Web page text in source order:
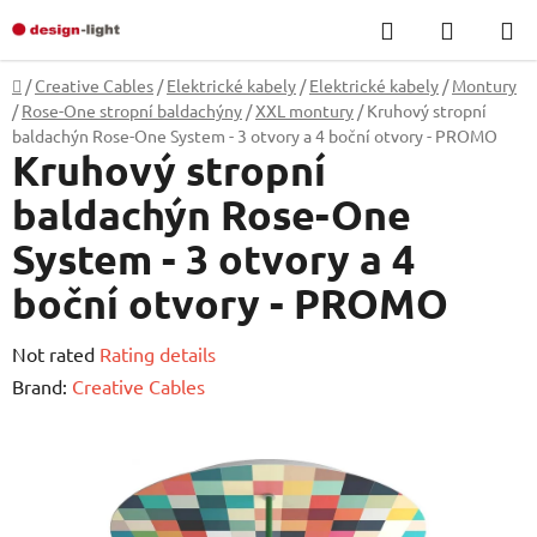
to
content
Search
CART
Home
/ Creative Cables / Elektrické kabely / Elektrické kabely / Montury
/ Rose-One stropní baldachýny /XXL montury / Kruhový stropní
baldachýn Rose-One System - 3 otvory a 4 boční otvory - PROMO
Kruhový stropní
baldachýn Rose-One
System - 3 otvory a 4
boční otvory - PROMO
The
average
Not rated Rating details
Brand: Creative Cables